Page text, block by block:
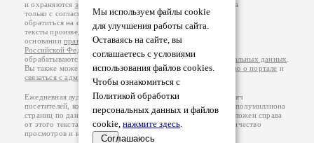
Мы используем файлы cookie
для улучшения работы сайта.
Оставаясь на сайте, вы
соглашаетесь с условиями
использования файлов cookies.
Чтобы ознакомиться с
Политикой обработки
персональных данных и файлов
cookie, нажмите здесь.
Соглашаюсь
и охраняются законом
. Перепечатка произведений возможна
только с согласия его автора, к которому вы можете
обратиться на его авторской странице. Ответственность за
тексты произведений авторы несут самостоятельно на
основанииправил публикацииизаконодательства
Российской Федерации
обрабатываются на основанииПолитики обработки персональных данных
Вы также можете посмотреть более подробнуюинформацию о портале и
связаться с администрацией
Ежедневная аудитория портала Проза.ру – порядка 100 тысяч
посетителей, которые в общей сумме просматривают более полумиллиона
страниц по данным счетчика посещаемости, который расположен справа
от этого текста. В каждой графе указано по две цифры: количество
просмотров и количество посетителей.